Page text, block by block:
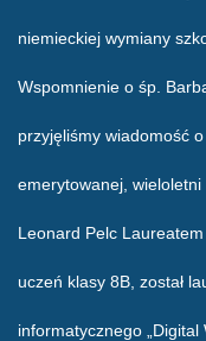
niemieckiej wymiany
Wspomnienie o śp.
przyjęliśmy wiadomość
emerytowanej, wieloletni
Leonard Pelc
uczeń klasy 8B, został
informatycznego „Digital